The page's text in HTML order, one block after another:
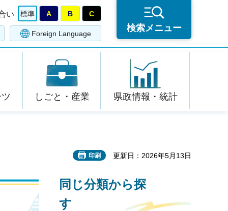
い 標準 A B C
Foreign Language
検索メニュー
しごと・産業 県政情報・統計
印刷 更新日：2026年5月13日
同じ分類から探
す